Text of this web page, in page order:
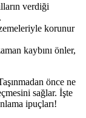
verdiği
korunur
kaybını önler,
önce ne
sağlar. İşte
ipuçları!